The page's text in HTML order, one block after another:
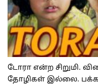
டோரா என்ற சிறுமி.
தோழிகள் இல்லை.